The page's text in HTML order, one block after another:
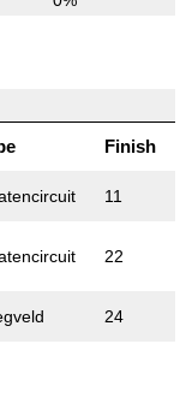
Finish
11
22
24